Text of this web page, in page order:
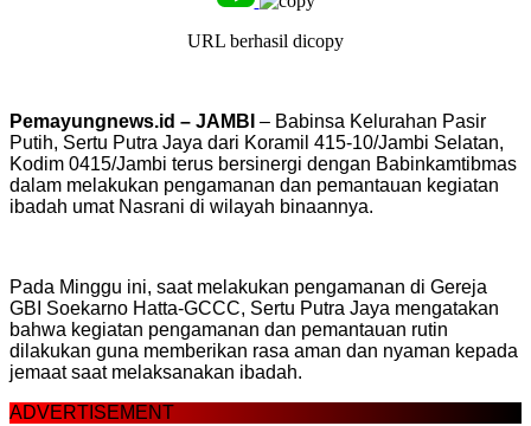
URL berhasil dicopy
Pemayungnews.id – JAMBI – Babinsa Kelurahan Pasir
Putih, Sertu Putra Jaya dari Koramil 415-10/Jambi Selatan,
Kodim 0415/Jambi terus bersinergi dengan Babinkamtibmas
dalam melakukan pengamanan dan pemantauan kegiatan
ibadah umat Nasrani di wilayah binaannya.
Pada Minggu ini, saat melakukan pengamanan di Gereja
GBI Soekarno Hatta-GCCC, Sertu Putra Jaya mengatakan
bahwa kegiatan pengamanan dan pemantauan rutin
dilakukan guna memberikan rasa aman dan nyaman kepada
jemaat saat melaksanakan ibadah.
ADVERTISEMENT